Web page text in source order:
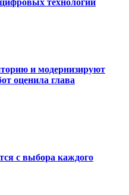
технологий
и модернизируют
оценила глава
с выбора каждого